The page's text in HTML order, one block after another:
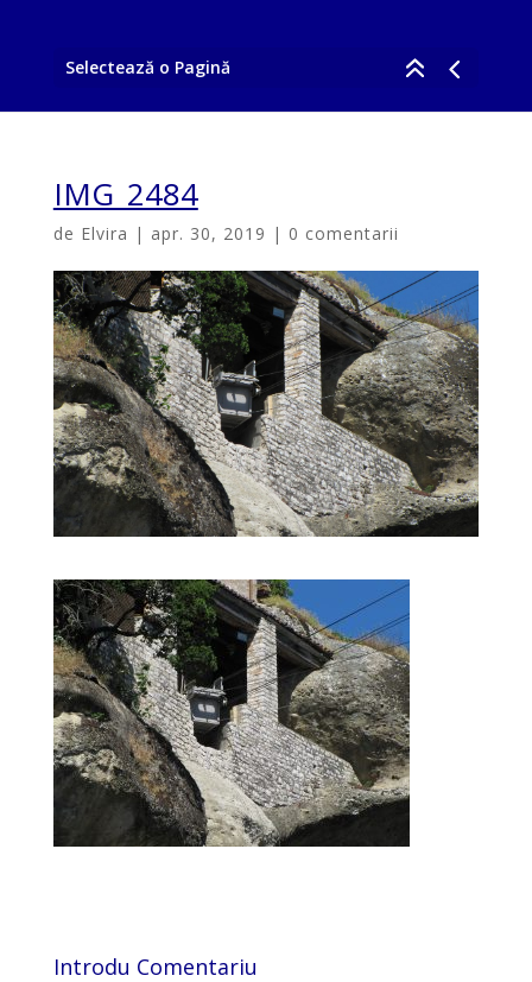
Selectează o Pagină
IMG_2484
de Elvira | apr. 30, 2019 | 0 comentarii
Introdu Comentariu